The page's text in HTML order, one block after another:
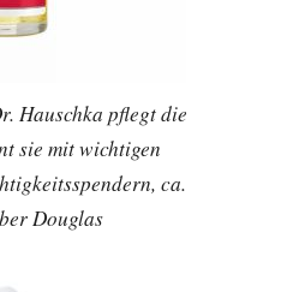
Hauschka pflegt die
sie mit wichtigen
ca.
Douglas